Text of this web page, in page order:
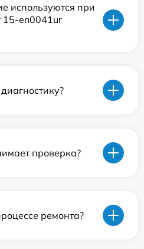
используются при
15-en0041ur
проверка?
ремонта?